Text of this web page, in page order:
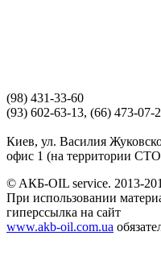
(98) 431-33-60
(93) 602-63-13, (66) 473-07-
Киев, ул. Василия
офис 1 (на территории
© AКБ-OIL service. 2013-
При использовании
гиперссылка на сайт
www.akb-oil.com.ua